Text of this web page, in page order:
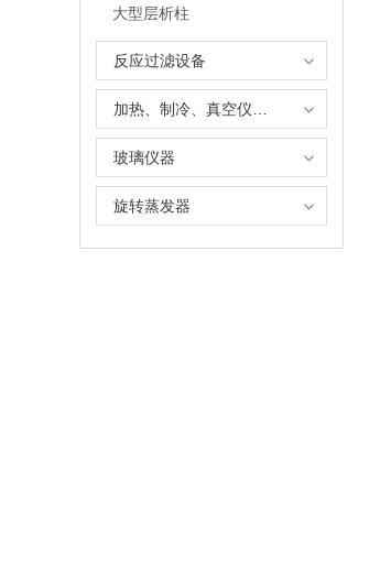
大型层析柱
反应过滤设备
玻璃仪器
旋转蒸发器